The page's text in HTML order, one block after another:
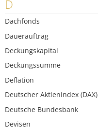
D
Dachfonds
Dauerauftrag
Deckungskapital
Deckungssumme
Deflation
Deutscher Aktienindex (DAX)
Deutsche Bundesbank
Devisen